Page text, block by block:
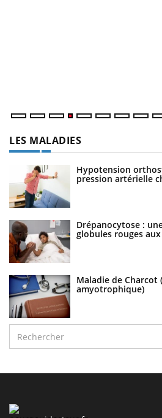
LES MALADIES
Hypotension
pression artérielle
Drépanocytose :
globules rouges
Maladie de Charcot
amyotrophique)